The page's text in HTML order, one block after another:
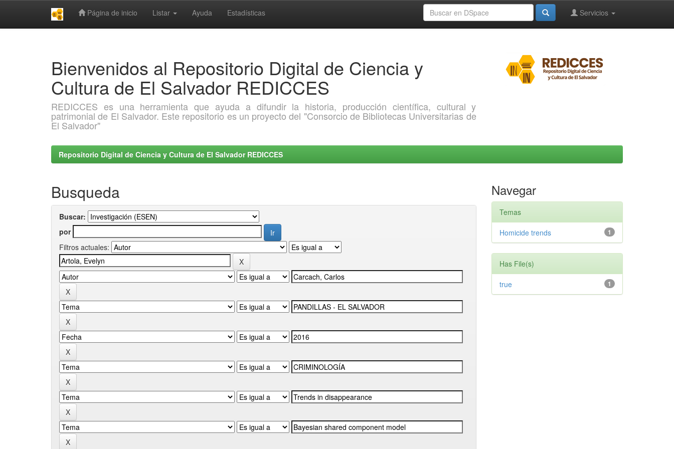
Página de inicio Listar Ayuda Estadísticas Servicios
Bienvenidos al Repositorio Digital de Ciencia y
Cultura de El Salvador REDICCES
REDICCES es una herramienta que ayuda a difundir la historia, producción científica, cultural y
patrimonial de El Salvador. Este repositorio es un proyecto del "Consorcio de Bibliotecas Universitarias de
El Salvador"
Repositorio Digital de Ciencia y Cultura de El Salvador REDICCES
Busqueda
Buscar:
por
Filtros actuales:
Navegar
Temas
1
Homicide trends
Has File(s)
1
true